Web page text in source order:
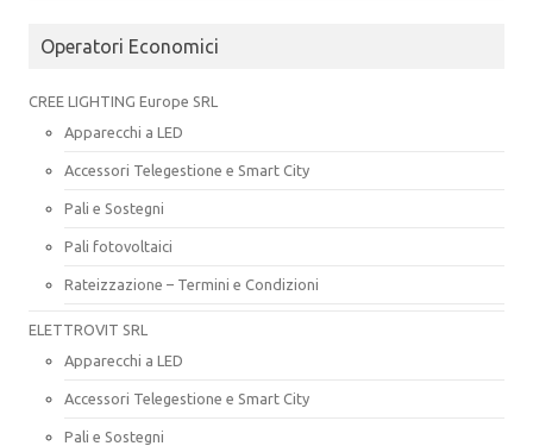
Operatori Economici
CREE LIGHTING Europe SRL
Apparecchi a LED
Accessori Telegestione e Smart City
Pali e Sostegni
Pali fotovoltaici
Rateizzazione – Termini e Condizioni
ELETTROVIT SRL
Apparecchi a LED
Accessori Telegestione e Smart City
Pali e Sostegni